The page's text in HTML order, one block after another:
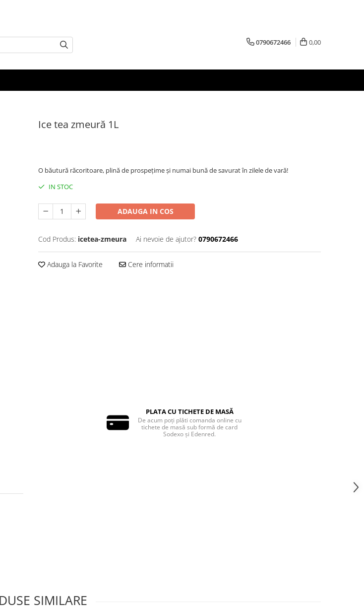
0790672466 0,00
Ice tea zmeură 1L
O băutură răcoritoare, plină de prospețime și numai bună de savurat în zilele de vară!
IN STOC
ADAUGA IN COS
Cod Produs: icetea-zmeura Ai nevoie de ajutor? 0790672466
Adauga la Favorite Cere informatii
PLATA CU TICHETE DE MASĂ
De acum poți plăti comanda online cu
tichete de masă sub formă de card
Sodexo și Edenred.
SIMILARE